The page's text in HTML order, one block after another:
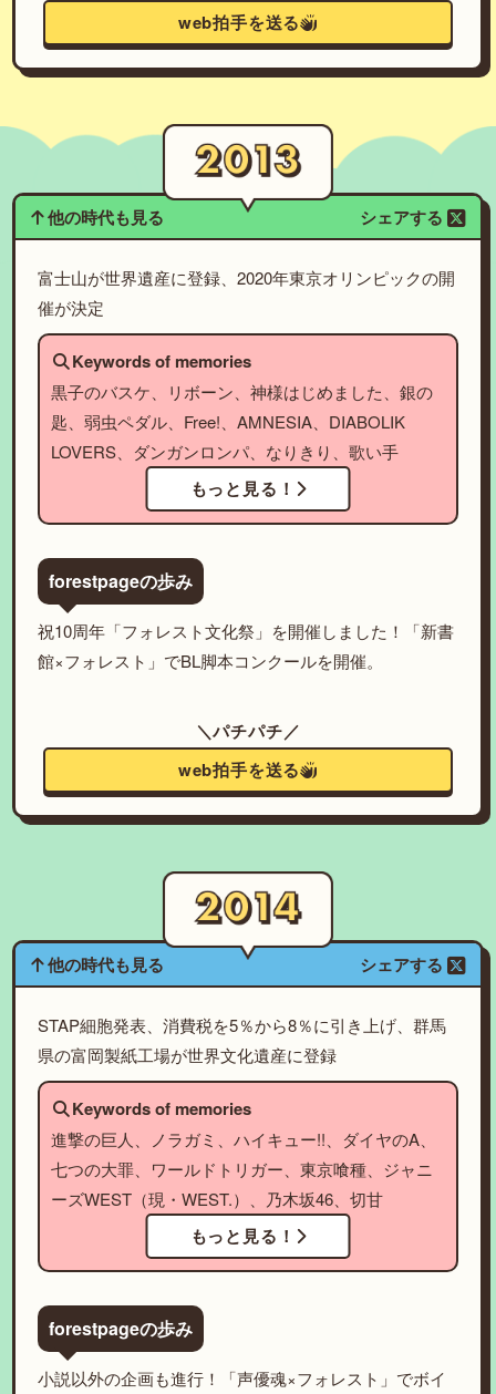
web拍手を送る
他の時代も見る シェアする
富士山が世界遺産に登録、2020年東京オリンピックの開
催が決定
Keywords of memories
黒子のバスケ、リボーン、神様はじめました、銀の
匙、弱虫ペダル、Free!、AMNESIA、DIABOLIK
LOVERS、ダンガンロンパ、なりきり、歌い手
もっと見る！
forestpageの歩み
祝10周年「フォレスト文化祭」を開催しました！「新書
館×フォレスト」でBL脚本コンクールを開催。
＼パチパチ／
web拍手を送る
他の時代も見る シェアする
STAP細胞発表、消費税を5％から8％に引き上げ、群馬
県の富岡製紙工場が世界文化遺産に登録
Keywords of memories
進撃の巨人、ノラガミ、ハイキュー!!、ダイヤのA、
七つの大罪、ワールドトリガー、東京喰種、ジャニ
ーズWEST（現・WEST.）、乃木坂46、切甘
もっと見る！
forestpageの歩み
小説以外の企画も進行！「声優魂×フォレスト」でボイ